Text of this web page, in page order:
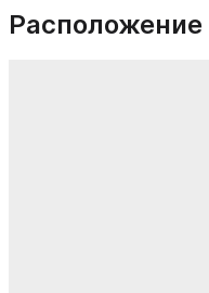
Расположение